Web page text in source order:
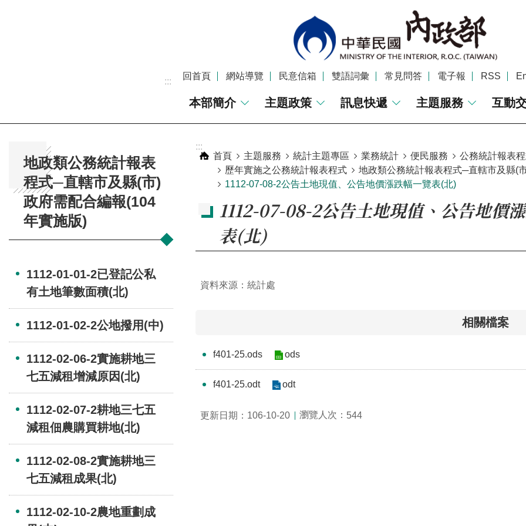
:::
回首頁 網站導覽 民意信箱 雙語詞彙 常見問答 電子報 RSS
本部簡介 主題政策 訊息快遞 主題服務 互動
地政類公務統計報表
程式─直轄市及縣(市)
政府需配合編報(104
年實施版)
1112-01-01-2已登記公私
有土地筆數面積(北)
1112-01-02-2公地撥用(中)
1112-02-06-2實施耕地三
七五減租增減原因(北)
1112-02-07-2耕地三七五
減租佃農購買耕地(北)
1112-02-08-2實施耕地三
七五減租成果(北)
1112-02-10-2農地重劃成
:::
首頁
主題服務 統計主題專區 業務統計 便民服務 公務統計報表
歷年實施之公務統計報表程式
地政類公務統計報表程式─直轄市及縣(
1112-07-08-2公告土地現值、公告地價漲跌幅一覽表(北)
1112-07-08-2公告土地現值、公告地價
表(北)
資料來源：統計處
相關檔案
f401-25.ods ods
f401-25.odt odt
更新日期：106-10-20 瀏覽人次： 544